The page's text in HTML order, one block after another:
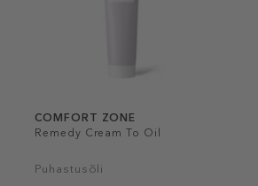
COMFORT ZONE
Remedy Cream To Oil
Puhastusõli